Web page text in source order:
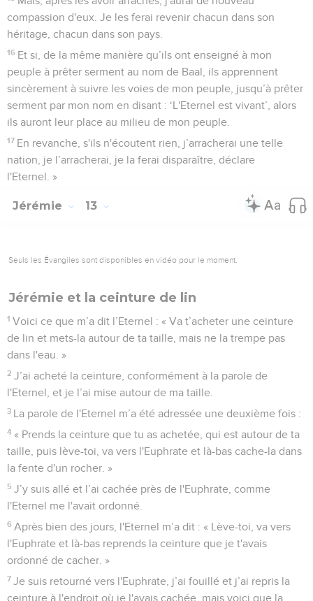
compassion d'eux. Je les ferai revenir chacun dans son
héritage, chacun dans son pays.
16 Et si, de la même manière qu’ils ont enseigné à mon
peuple à prêter serment au nom de Baal, ils apprennent
sincèrement à suivre les voies de mon peuple, jusqu’à prêter
serment par mon nom en disant : ‘L'Eternel est vivant’, alors
ils auront leur place au milieu de mon peuple.
17 En revanche, s'ils n'écoutent rien, j’arracherai une telle
nation, je l’arracherai, je la ferai disparaître, déclare
l'Eternel. »
Jérémie 13
Seuls les Évangiles sont disponibles en vidéo pour le moment.
Jérémie et la ceinture de lin
1 Voici ce que m’a dit l’Eternel : « Va t’acheter une ceinture
de lin et mets-la autour de ta taille, mais ne la trempe pas
dans l'eau. »
2 J’ai acheté la ceinture, conformément à la parole de
l'Eternel, et je l’ai mise autour de ma taille.
3 La parole de l'Eternel m’a été adressée une deuxième fois :
4 « Prends la ceinture que tu as achetée, qui est autour de ta
taille, puis lève-toi, va vers l'Euphrate et là-bas cache-la dans
la fente d'un rocher. »
5 J’y suis allé et l’ai cachée près de l'Euphrate, comme
l'Eternel me l'avait ordonné.
6 Après bien des jours, l'Eternel m’a dit : « Lève-toi, va vers
l'Euphrate et là-bas reprends la ceinture que je t'avais
ordonné de cacher. »
7 Je suis retourné vers l'Euphrate, j’ai fouillé et j’ai repris la
ceinture à l'endroit où je l'avais cachée, mais voici que la